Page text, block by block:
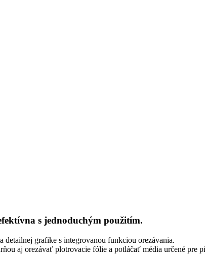
s jednoduchým použitím.
detailnej grafike s integrovanou funkciou orezávania.
aj orezávať plotrovacie fólie a potláčať média určené pre